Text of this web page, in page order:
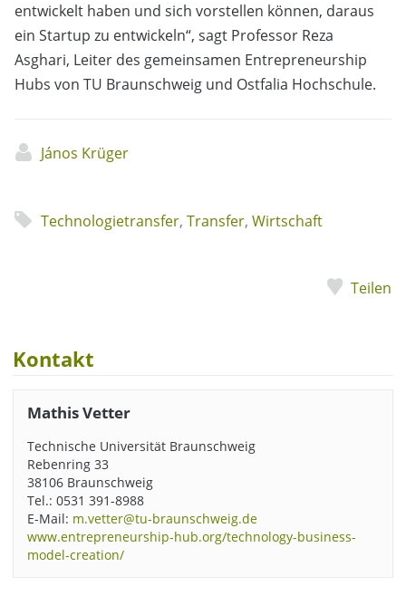
entwickelt haben und sich vorstellen können, daraus
ein Startup zu entwickeln“, sagt Professor Reza
Asghari, Leiter des gemeinsamen Entrepreneurship
Hubs von TU Braunschweig und Ostfalia Hochschule.
János Krüger
Technologietransfer, Transfer, Wirtschaft
Teilen
Kontakt
Mathis Vetter
Technische Universität Braunschweig
Rebenring 33
38106 Braunschweig
Tel.: 0531 391-8988
E-Mail: m.vetter@tu-braunschweig.de
www.entrepreneurship-hub.org/technology-business-
model-creation/